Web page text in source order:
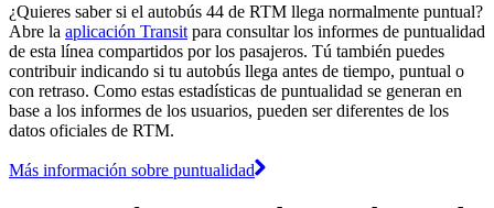
¿Quieres saber si el autobús 44 de RTM llega normalmente puntual?
Abre la aplicación Transit para consultar los informes de puntualidad
de esta línea compartidos por los pasajeros. Tú también puedes
contribuir indicando si tu autobús llega antes de tiempo, puntual o
con retraso. Como estas estadísticas de puntualidad se generan en
base a los informes de los usuarios, pueden ser diferentes de los
datos oficiales de RTM.
Más información sobre puntualidad